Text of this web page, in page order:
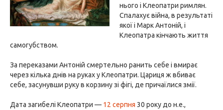
нього і Клеопатри римлян.
Спалахує війна, в результаті
якої і Марк Антоній, і
Клеопатра кінчають життя
самогубством.
За переказами Антоній смертельно ранить себе і вмирає
через кілька днів на руках у Клеопатри. Цариця ж вбиває
себе, засунувши руку в корзину зі фігі, де причаїлися змії.
Дата загибелі Клеопатри — 12 серпня 30 року до н.е.,